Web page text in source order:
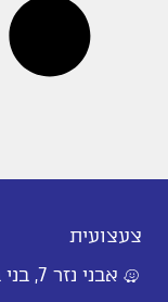
צעצועית
אבני נזר 7, בני ברק